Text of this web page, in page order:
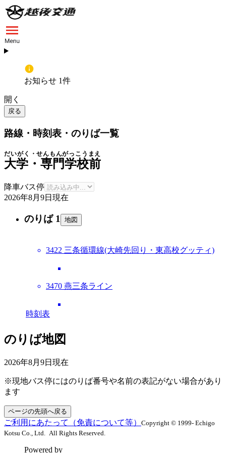
お知らせ 1件
開く
戻る
路線・時刻表・のりば一覧
大学・専門学校前
だいがく・せんもんがっこうまえ
降車バス停
2026年8月9日 現在
のりば 1 地図
3422 三条循環線(大崎先回り・東高校グッティ)
3470 燕三条ライン
時刻表
のりば地図
2026年8月9日 現在
※現地バス停にはのりば番号や名前の表記がない場合があり
ます
ページの先頭へ戻る
ご利用にあたって（免責について等） Copyright © 1999- Echigo
Kotsu Co., Ltd. All Rights Reserved.
Powered by